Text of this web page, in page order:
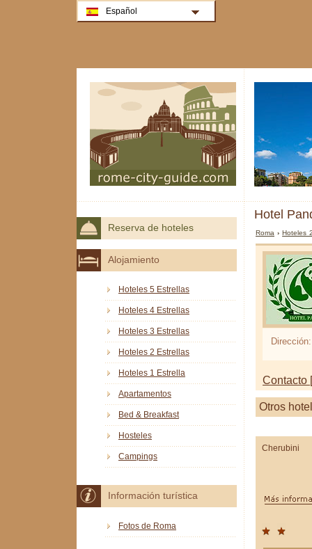
Hotel
Roma ›Hoteles
Dirección:
Contacto
Otros
Cherubini
Reserva de hoteles
Alojamiento
Hoteles 5 Estrellas
Hoteles 4 Estrellas
Hoteles 3 Estrellas
Hoteles 2 Estrellas
Hoteles 1 Estrella
Apartamentos
Bed & Breakfast
Hosteles
Campings
Información turística
Fotos de Roma
Español